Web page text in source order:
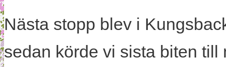
Nästa stopp blev i
sedan körde vi sista biten